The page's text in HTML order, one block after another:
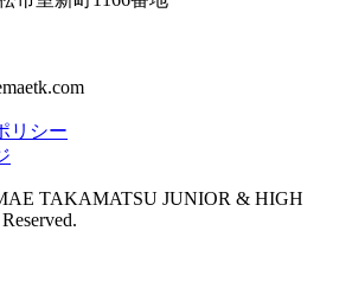
リシー
TAKAMATSU JUNIOR & HIGH